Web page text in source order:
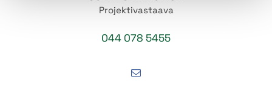
Projektivastaava
044 078 5455